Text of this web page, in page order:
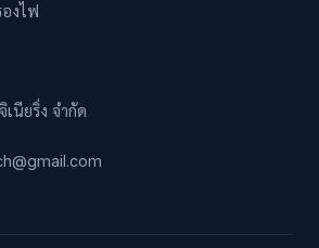
งไฟ
นียริ่ง จำกัด